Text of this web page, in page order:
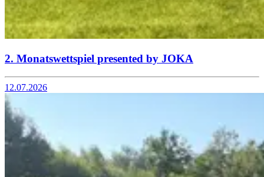
2. Monatswettspiel presented by JOKA
12.07.2026